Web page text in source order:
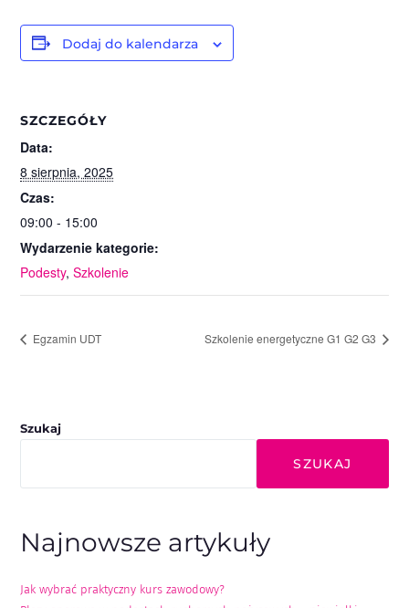
Dodaj do kalendarza
SZCZEGÓŁY
Data:
8 sierpnia, 2025
Czas:
09:00 - 15:00
Wydarzenie kategorie:
Podesty,Szkolenie
Egzamin UDT Szkolenie energetyczne G1 G2 G3
Szukaj
SZUKAJ
Najnowsze artykuły
Jak wybrać praktyczny kurs zawodowy?